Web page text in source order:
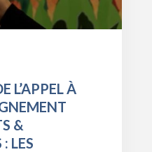
L’APPEL À
&
LES